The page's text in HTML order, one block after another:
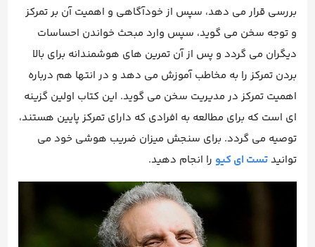
بررسی قرار می دهد، سپس از خودآگاهی و اهمیت آن بر تمرکز
و توجه سخن می گوید، سپس وارد مبحث خواندن احساسات
دیگران می گردد و پس از آن تمرین های هوشمندانه برای بالا
بردن تمرکز را به مخاطب آموزش می دهد و در انتها هم درباره
اهمیت تمرکز در مدیریت سخن می گوید. این کتاب اولین گزینه
ای است که برای مطالعه به افرادی که دارای تمرکز پایین هستند،
توصیه می گردد. برای سنجش میزان ضریب هوشی خود می
توانیدتست ای کیو را انجام دهید.